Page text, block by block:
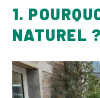
1.
NATUREL ?